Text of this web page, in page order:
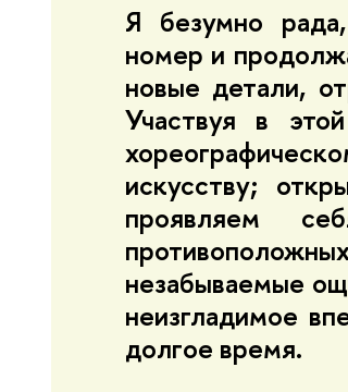
Я безумно
номер и
новые детали,
Участвуя в
искусству;
проявляем
незабываемые
неизгладимое
долгое время.